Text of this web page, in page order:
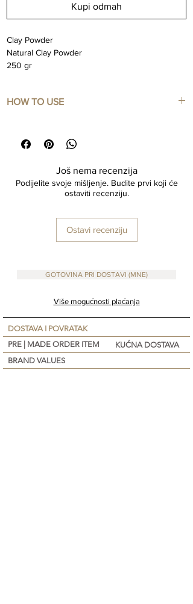
Kupi odmah
Clay Powder
Natural Clay Powder
250 gr
HOW TO USE
with fingertips or brush.
with warm water.
Reusable/recyclable jar/lid
Palma Beauty is a woman-owned small business
Nomad Life Home
Još nema recenzija
Podijelite svoje mišljenje. Budite prvi koji će
ostaviti recenziju.
Ostavi recenziju
GOTOVINA PRI DOSTAVI (MNE)
Više mogućnosti plaćanja
DOSTAVA I POVRATAK
PRE | MADE ORDER ITEM
KUĆNA DOSTAVA
BRAND VALUES